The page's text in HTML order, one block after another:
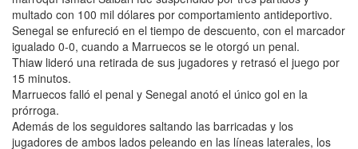
multado con 100 mil dólares por comportamiento antideportivo.
Senegal se enfureció en el tiempo de descuento, con el marcador
igualado 0-0, cuando a Marruecos se le otorgó un penal.
Thiaw lideró una retirada de sus jugadores y retrasó el juego por
15 minutos.
Marruecos falló el penal y Senegal anotó el único gol en la
prórroga.
Además de los seguidores saltando las barricadas y los
jugadores de ambos lados peleando en las líneas laterales, los